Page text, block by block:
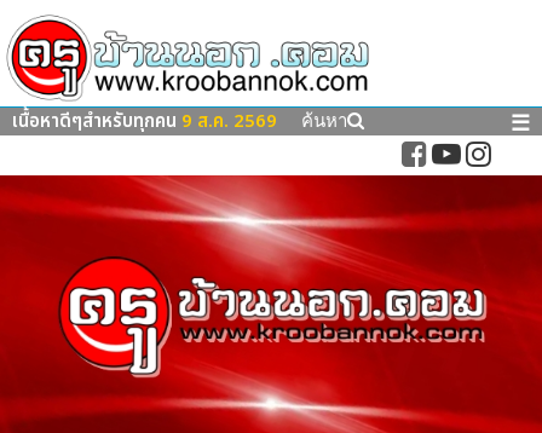
เนื้อหาดีๆสำหรับทุกคน 9 ส.ค. 2569 ค้นหา ☰